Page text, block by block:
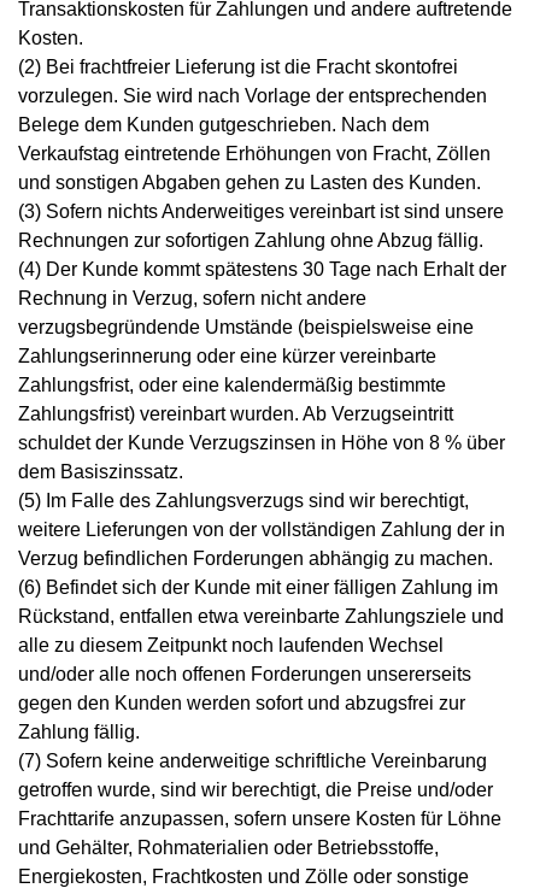
Transaktionskosten für Zahlungen und andere auftretende
Kosten.
(2) Bei frachtfreier Lieferung ist die Fracht skontofrei
vorzulegen. Sie wird nach Vorlage der entsprechenden
Belege dem Kunden gutgeschrieben. Nach dem
Verkaufstag eintretende Erhöhungen von Fracht, Zöllen
und sonstigen Abgaben gehen zu Lasten des Kunden.
(3) Sofern nichts Anderweitiges vereinbart ist sind unsere
Rechnungen zur sofortigen Zahlung ohne Abzug fällig.
(4) Der Kunde kommt spätestens 30 Tage nach Erhalt der
Rechnung in Verzug, sofern nicht andere
verzugsbegründende Umstände (beispielsweise eine
Zahlungserinnerung oder eine kürzer vereinbarte
Zahlungsfrist, oder eine kalendermäßig bestimmte
Zahlungsfrist) vereinbart wurden. Ab Verzugseintritt
schuldet der Kunde Verzugszinsen in Höhe von 8 % über
dem Basiszinssatz.
(5) Im Falle des Zahlungsverzugs sind wir berechtigt,
weitere Lieferungen von der vollständigen Zahlung der in
Verzug befindlichen Forderungen abhängig zu machen.
(6) Befindet sich der Kunde mit einer fälligen Zahlung im
Rückstand, entfallen etwa vereinbarte Zahlungsziele und
alle zu diesem Zeitpunkt noch laufenden Wechsel
und/oder alle noch offenen Forderungen unsererseits
gegen den Kunden werden sofort und abzugsfrei zur
Zahlung fällig.
(7) Sofern keine anderweitige schriftliche Vereinbarung
getroffen wurde, sind wir berechtigt, die Preise und/oder
Frachttarife anzupassen, sofern unsere Kosten für Löhne
und Gehälter, Rohmaterialien oder Betriebsstoffe,
Energiekosten, Frachtkosten und Zölle oder sonstige